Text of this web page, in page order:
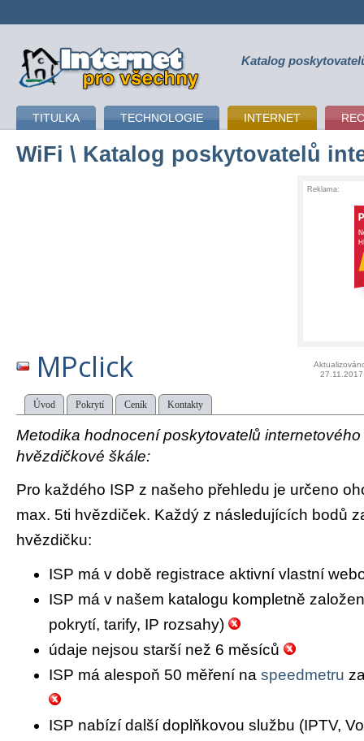
připojení k internetu Katalog
TITULKA TECHNOLOGIE INTERNET
WiFi \ Katalog poskytovatelů
Reklama:
MPclick
27.11.2017
Úvod Pokrytí Ceník Kontakty
Metodika hodnocení poskytovatelů
hvězdičkové škále:
Pro každého ISP z našeho přehledu je určeno
max. 5ti hvězdiček. Každý z následujících bodů
hvězdičku:
ISP má v době registrace aktivní vlastní
ISP má v našem katalogu kompletně
pokrytí, tarify, IP rozsahy)
údaje nejsou starší než 6 měsíců
ISP má alespoň 50 měření na speedmetru
ISP nabízí další doplňkovou službu (IPTV,